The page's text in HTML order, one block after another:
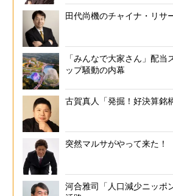
田代尚機のチャイナ・リサ
「みんなで大家さん」配当
ップ騒動の内幕
古賀真人「発掘！好決算銘
突然マルサがやって来た！
河合雅司「人口減少ニッポ